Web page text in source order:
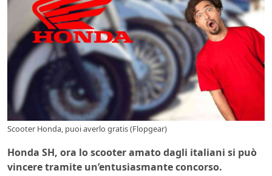
Scooter Honda, puoi averlo gratis (Flopgear)
Honda SH, ora lo scooter amato dagli italiani si può
vincere tramite un’entusiasmante concorso.